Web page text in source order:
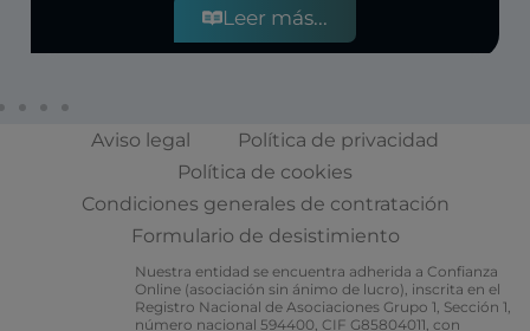
Leer más...
Aviso legal
Política de privacidad
Política de cookies
Condiciones generales de contratación
Formulario de desistimiento
Nuestra entidad se encuentra adherida a Confianza
Online (asociación sin ánimo de lucro), inscrita en el
Registro Nacional de Asociaciones Grupo 1, Sección 1,
número nacional 594400, CIF G85804011, con